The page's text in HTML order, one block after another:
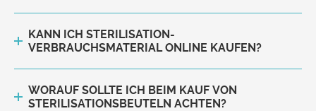
KANN ICH STERILISATION-
VERBRAUCHSMATERIAL ONLINE KAUFEN?
WORAUF SOLLTE ICH BEIM KAUF VON
STERILISATIONSBEUTELN ACHTEN?